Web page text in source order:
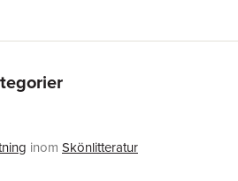
Norstedts
inom Skönlitteratur